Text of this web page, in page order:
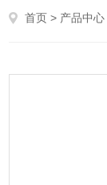
首页 > 产品中心